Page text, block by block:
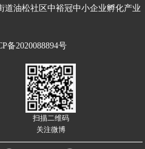
道油松社区中裕冠中小企业孵化产业
备2020088894号
扫描二维码
关注微博